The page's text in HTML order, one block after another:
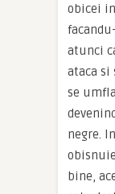
obicei
atunci
ataca si
se
negre.
bine,